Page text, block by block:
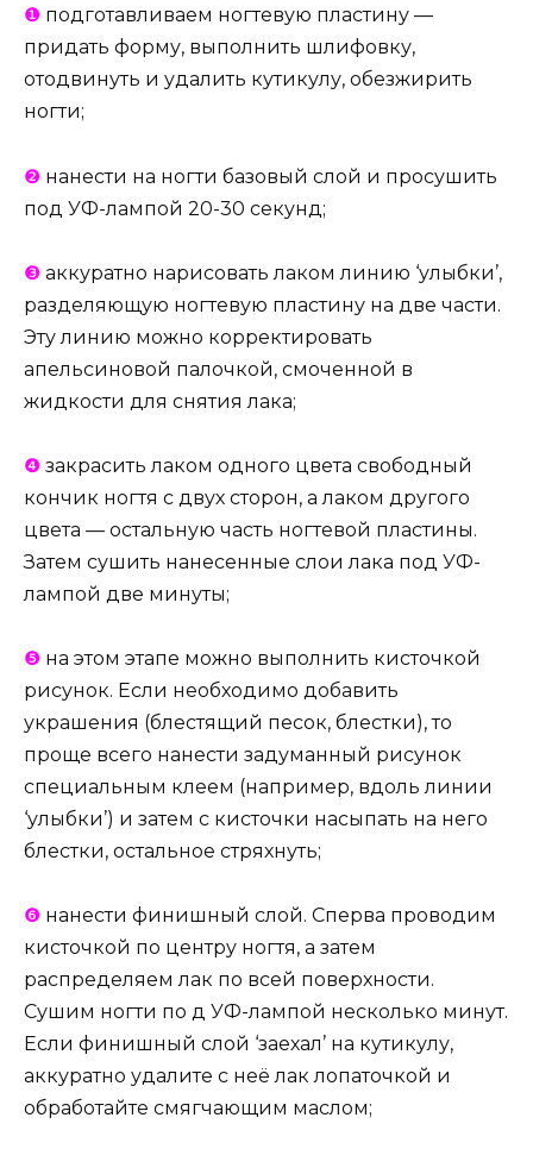
❶ подготавливаем ногтевую пластину —
придать форму, выполнить шлифовку,
отодвинуть и удалить кутикулу, обезжирить
ногти;
❷ нанести на ногти базовый слой и просушить
под УФ-лампой 20-30 секунд;
❸ аккуратно нарисовать лаком линию ‘улыбки’,
разделяющую ногтевую пластину на две части.
Эту линию можно корректировать
апельсиновой палочкой, смоченной в
жидкости для снятия лака;
❹ закрасить лаком одного цвета свободный
кончик ногтя с двух сторон, а лаком другого
цвета — остальную часть ногтевой пластины.
Затем сушить нанесенные слои лака под УФ-
лампой две минуты;
❺ на этом этапе можно выполнить кисточкой
рисунок. Если необходимо добавить
украшения (блестящий песок, блестки), то
проще всего нанести задуманный рисунок
специальным клеем (например, вдоль линии
‘улыбки’) и затем с кисточки насыпать на него
блестки, остальное стряхнуть;
❻ нанести финишный слой. Сперва проводим
кисточкой по центру ногтя, а затем
распределяем лак по всей поверхности.
Сушим ногти по д УФ-лампой несколько минут.
Если финишный слой ‘заехал’ на кутикулу,
аккуратно удалите с неё лак лопаточкой и
обработайте смягчающим маслом;